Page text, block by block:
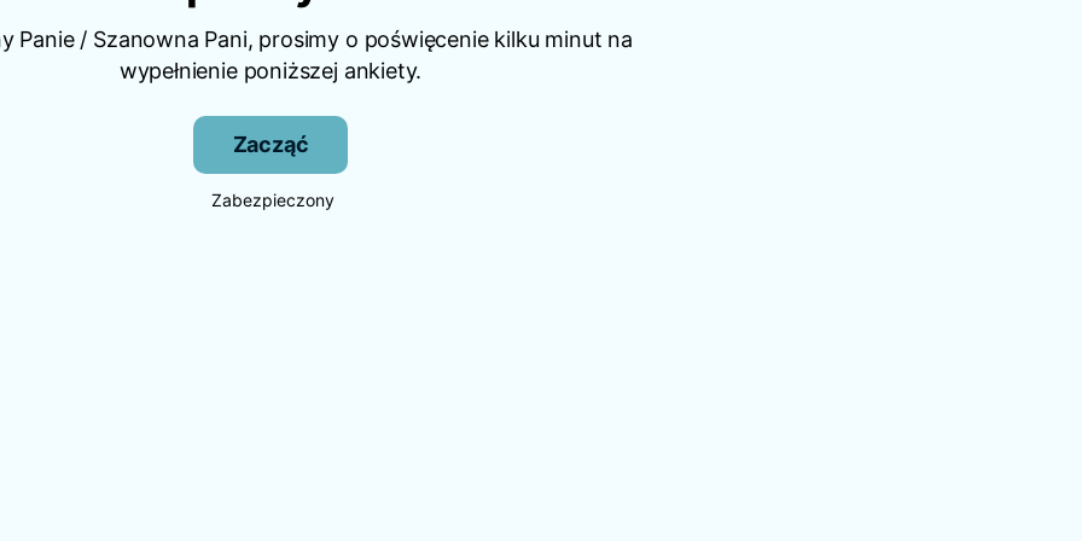
Panie / Szanowna Pani, prosimy o poświęcenie kilku minut na
wypełnienie poniższej ankiety.
Zacząć
Zabezpieczony